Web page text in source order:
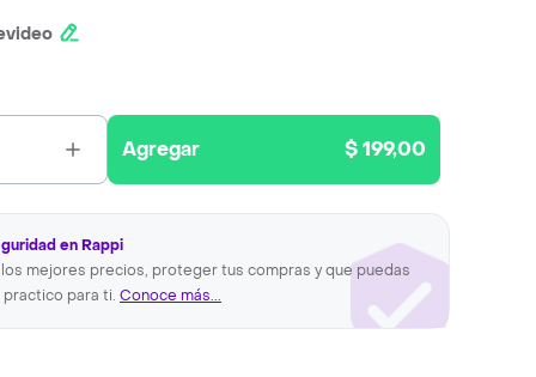
Agregar $ 199,00
en Rappi
mejores precios, proteger tus compras y que puedas
para ti. Conoce más...